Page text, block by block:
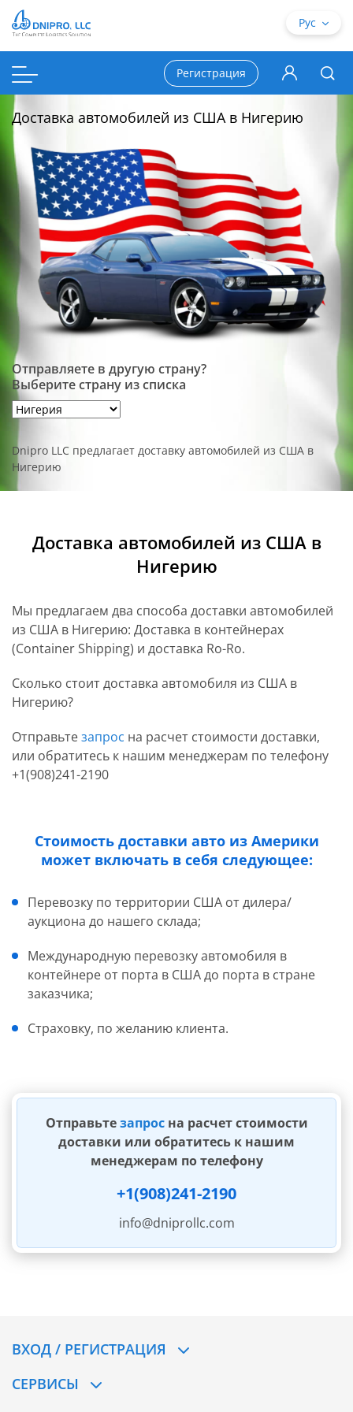
Доставка автомобилей из США в Нигерию
Отправляете в другую страну?
Выберите страну из списка
Dnipro LLC предлагает доставку автомобилей из США в
Нигерию
Доставка автомобилей из США в
Нигерию
Мы предлагаем два способа доставки автомобилей
из США в Нигерию: Доставка в контейнерах
(Container Shipping) и доставка Ro-Ro.
Сколько стоит доставка автомобиля из США в
Нигерию?
Отправьтезапрос на расчет стоимости доставки,
или обратитесь к нашим менеджерам по телефону
+1(908)241-2190
Стоимость доставки авто из Америки
может включать в себя следующее:
Перевозку по территории США от дилера/
аукциона до нашего склада;
Международную перевозку автомобиля в
контейнере от порта в США до порта в стране
заказчика;
Страховку, по желанию клиента.
Отправьтезапрос на расчет стоимости
доставки или обратитесь к нашим
менеджерам по телефону
+1(908)241-2190
info@dniprollc.com
Рус
Регистрация
ВХОД / РЕГИСТРАЦИЯ
СЕРВИСЫ